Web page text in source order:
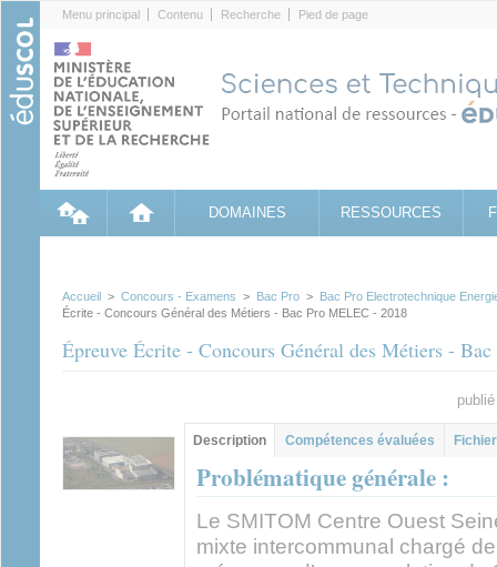
Menu principal Contenu Recherche Pied de page
DOMAINES RESSOURCES
Accueil > Concours - Examens > Bac Pro > Bac Pro Electrotechnique
Écrite - Concours Général des Métiers - Bac Pro MELEC - 2018
Épreuve Écrite - Concours Général des Métiers -
Groupe principal
Description (onglet
actif)
Compétences évaluées
Problématique générale :
Le SMITOM Centre Ouest
mixte intercommunal chargé